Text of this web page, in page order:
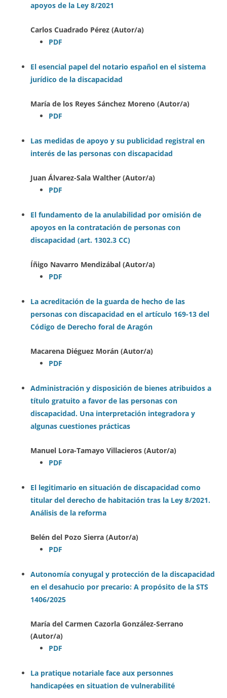
apoyos de la Ley 8/2021
Carlos Cuadrado Pérez (Autor/a)
PDF
El esencial papel del notario español en el sistema
jurídico de la discapacidad
María de los Reyes Sánchez Moreno (Autor/a)
PDF
Las medidas de apoyo y su publicidad registral en
interés de las personas con discapacidad
Juan Álvarez-Sala Walther (Autor/a)
PDF
El fundamento de la anulabilidad por omisión de
apoyos en la contratación de personas con
discapacidad (art. 1302.3 CC)
Íñigo Navarro Mendizábal (Autor/a)
PDF
La acreditación de la guarda de hecho de las
personas con discapacidad en el artículo 169-13 del
Código de Derecho foral de Aragón
Macarena Diéguez Morán (Autor/a)
PDF
Administración y disposición de bienes atribuidos a
título gratuito a favor de las personas con
discapacidad. Una interpretación integradora y
algunas cuestiones prácticas
Manuel Lora-Tamayo Villacieros (Autor/a)
PDF
El legitimario en situación de discapacidad como
titular del derecho de habitación tras la Ley 8/2021.
Análisis de la reforma
Belén del Pozo Sierra (Autor/a)
PDF
Autonomía conyugal y protección de la discapacidad
en el desahucio por precario: A propósito de la STS
1406/2025
María del Carmen Cazorla González-Serrano
(Autor/a)
PDF
La pratique notariale face aux personnes
handicapées en situation de vulnerabilité